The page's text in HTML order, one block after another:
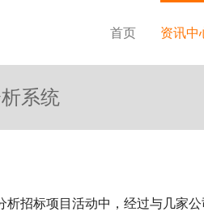
首页 资讯中
系统
招标项目活动中，经过与几家